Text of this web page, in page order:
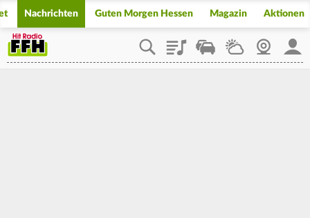
Nachrichten Guten Morgen Hessen Magazin Aktionen
PlaylistStaupilotWetterWebcam